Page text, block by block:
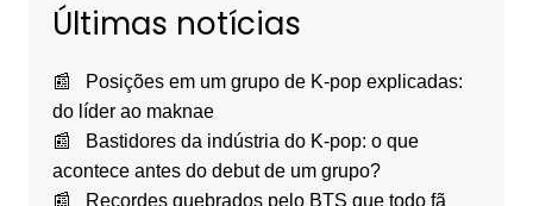
Últimas notícias
Posições em um grupo de K-pop explicadas:
do líder ao maknae
Bastidores da indústria do K-pop: o que
acontece antes do debut de um grupo?
Recordes quebrados pelo BTS que todo fã